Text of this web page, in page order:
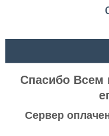
Спасибо Всем
Сервер